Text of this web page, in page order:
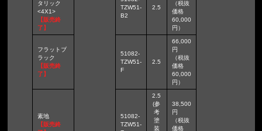
タリック
<4X1>
【販売終
了】
TZW51-
B2
2.5
（税抜
価格
60,000
円）
フラットブ
ラック
【販売終
了】
51082-
TZW51-
F
2.5
66,000
円
（税抜
価格
60,000
円）
素地
【販売終
51082-
TZW51-
2.5
(参
考
塗
装
38,500
円
（税抜
価格